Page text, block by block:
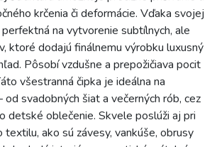
krčenia či deformácie. Vďaka svojej
na vytvorenie subtílnych, ale
ktoré dodajú finálnemu výrobku luxusný
Pôsobí vzdušne a prepožičiava pocit
všestranná čipka je ideálna na
svadobných šiat a večerných rób, cez
detské oblečenie. Skvele poslúži aj pri
ako sú závesy, vankúše, obrusy